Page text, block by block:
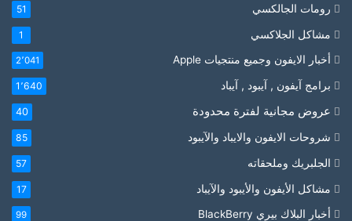
رومات الجالكسي 51
مشاكل الجلاكسي 1
أخبار الايفون وجميع منتجيات Apple 2٬041
برامج آيفون , آيبود , آيباد 1٬640
عروض مجانية لفترة محدودة 40
شروحات الايفون والايباد والآيبود 85
الجلبريك وملحقاته 57
مشاكل الأيفون والأيبود والآيباد 17
أخبار البلاك بيري BlackBerry 99